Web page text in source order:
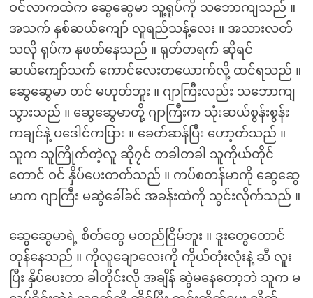
ဝင်လာကထဲက ဆွေဆွေမာ သူ့ရုပ်ကို သဘောကျသည် ။
အသက် နှစ်ဆယ်ကျော် လူရည်သန့်လေး ။ အသားလတ်
သလို ရုပ်က နုဖတ်နေသည် ။ ရုတ်တရက် ဆိုရင်
ဆယ်ကျော်သက် ကောင်လေးတယောက်လို့ ထင်ရသည် ။
ဆွေဆွေမာ တင် မဟုတ်ဘူး ။ ဂျာကြီးလည်း သဘောကျ
သွားသည် ။ ဆွေဆွေမာတို့ ဂျာကြီးက သုံးဆယ်စွန်းစွန်း
ကချင်နဲ့ ပဒေါင်ကပြား ။ ခေတ်ဆန်ပြီး ဟော့တ်သည် ။
သူက သူကြိုက်တဲ့လူ ဆို၇င် တခါတခါ သူကိုယ်တိုင်
တောင် ဝင် နှိပ်ပေးတတ်သည် ။ ကပ်စတန်မာကို ဆွေဆွေ
မာက ဂျာကြီး မဆွဲခေါ်ခင် အခန်းထဲကို သွင်းလိုက်သည် ။
ဆွေဆွေမာရဲ့ စိတ်တွေ မတည်ငြိမ်ဘူး ။ ဒူးတွေတောင်
တုန်နေသည် ။ ကိုလူချောလေးကို ကိုယ်တုံးလုံးနဲ့ ဆီ လူး
ပြီး နှိပ်ပေးတာ ခါတိုင်းလို အချိန် ဆွဲမနေတော့ဘဲ သူက မ